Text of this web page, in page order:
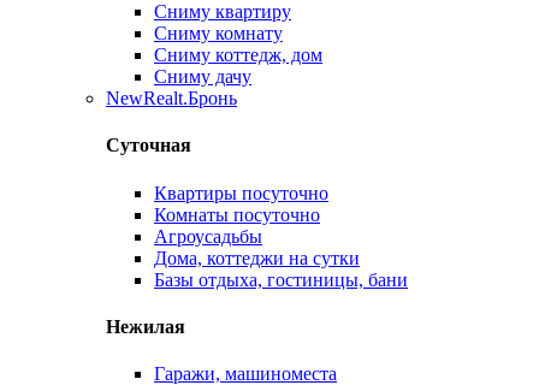
Сниму квартиру
Сниму комнату
Сниму коттедж, дом
Сниму дачу
NewRealt.Бронь
Суточная
Квартиры посуточно
Комнаты посуточно
Агроусадьбы
Дома, коттеджи на сутки
Базы отдыха, гостиницы, бани
Нежилая
Гаражи, машиноместа